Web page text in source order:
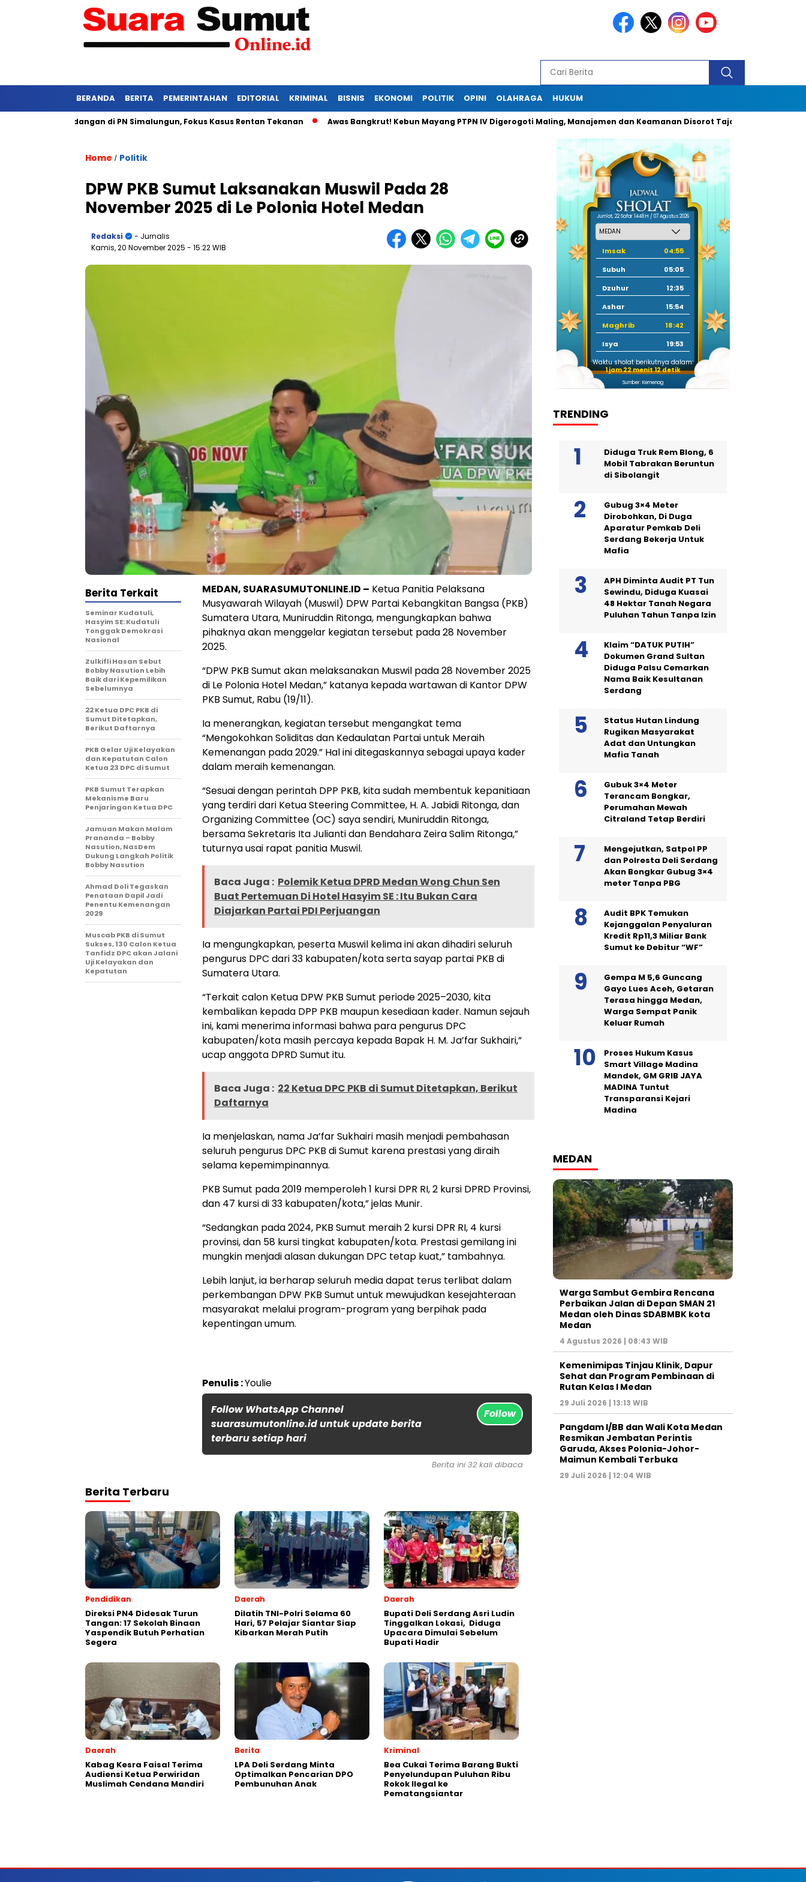
BERANDA BERITA PEMERINTAHAN EDITORIAL KRIMINAL BISNIS EKONOMI POLITIK OPINI OLAHRAGA HUKUM
Persidangan di PN Simalungun, Fokus Kasus Rentan Tekanan Awas Bangkrut! Kebun Mayang PTPN IV Digerogoti Maling, Manajemen dan Keamanan Disorot Tajam
Home / Politik
DPW PKB Sumut Laksanakan Muswil Pada 28
November 2025 di Le Polonia Hotel Medan
Redaksi
- Jurnalis
Kamis, 20 November 2025 - 15:22 WIB
MEDAN, SUARASUMUTONLINE.ID – Ketua Panitia Pelaksana
Musyawarah Wilayah (Muswil) DPW Partai Kebangkitan Bangsa (PKB)
Sumatera Utara, Muniruddin Ritonga, mengungkapkan bahwa
pihaknya akan menggelar kegiatan tersebut pada 28 November
2025.
“DPW PKB Sumut akan melaksanakan Muswil pada 28 November 2025
di Le Polonia Hotel Medan,” katanya kepada wartawan di Kantor DPW
PKB Sumut, Rabu (19/11).
Ia menerangkan, kegiatan tersebut mengangkat tema
“Mengokohkan Soliditas dan Kedaulatan Partai untuk Meraih
Kemenangan pada 2029.” Hal ini ditegaskannya sebagai upaya kader
dalam meraih kemenangan.
“Sesuai dengan perintah DPP PKB, kita sudah membentuk kepanitiaan
yang terdiri dari Ketua Steering Committee, H. A. Jabidi Ritonga, dan
Organizing Committee (OC) saya sendiri, Muniruddin Ritonga,
bersama Sekretaris Ita Julianti dan Bendahara Zeira Salim Ritonga,”
tuturnya usai rapat panitia Muswil.
Baca Juga : Polemik Ketua DPRD Medan Wong Chun Sen
Buat Pertemuan Di Hotel Hasyim SE : Itu Bukan Cara
Diajarkan Partai PDI Perjuangan
Ia mengungkapkan, peserta Muswil kelima ini akan dihadiri seluruh
pengurus DPC dari 33 kabupaten/kota serta sayap partai PKB di
Sumatera Utara.
“Terkait calon Ketua DPW PKB Sumut periode 2025–2030, kita
kembalikan kepada DPP PKB maupun kesediaan kader. Namun sejauh
ini, kami menerima informasi bahwa para pengurus DPC
kabupaten/kota masih percaya kepada Bapak H. M. Ja’far Sukhairi,”
ucap anggota DPRD Sumut itu.
Baca Juga : 22 Ketua DPC PKB di Sumut Ditetapkan, Berikut
Daftarnya
Ia menjelaskan, nama Ja’far Sukhairi masih menjadi pembahasan
seluruh pengurus DPC PKB di Sumut karena prestasi yang diraih
selama kepemimpinannya.
PKB Sumut pada 2019 memperoleh 1 kursi DPR RI, 2 kursi DPRD Provinsi,
dan 47 kursi di 33 kabupaten/kota,” jelas Munir.
“Sedangkan pada 2024, PKB Sumut meraih 2 kursi DPR RI, 4 kursi
provinsi, dan 58 kursi tingkat kabupaten/kota. Prestasi gemilang ini
mungkin menjadi alasan dukungan DPC tetap kuat,” tambahnya.
Lebih lanjut, ia berharap seluruh media dapat terus terlibat dalam
perkembangan DPW PKB Sumut untuk mewujudkan kesejahteraan
masyarakat melalui program-program yang berpihak pada
kepentingan umum.
Penulis :Youlie
Follow WhatsApp Channel
suarasumutonline.id untuk update berita
terbaru setiap hari
Follow
Berita Terkait
Seminar Kudatuli,
Hasyim SE: Kudatuli
Tonggak Demokrasi
Nasional
Zulkifli Hasan Sebut
Bobby Nasution Lebih
Baik dari Kepemilikan
Sebelumnya
22 Ketua DPC PKB di
Sumut Ditetapkan,
Berikut Daftarnya
PKB Gelar Uji Kelayakan
dan Kepatutan Calon
Ketua 23 DPC di Sumut
PKB Sumut Terapkan
Mekanisme Baru
Penjaringan Ketua DPC
Jamuan Makan Malam
Prananda – Bobby
Nasution, NasDem
Dukung Langkah Politik
Bobby Nasution
Ahmad Doli Tegaskan
Penataan Dapil Jadi
Penentu Kemenangan
2029
Muscab PKB di Sumut
Sukses, 130 Calon Ketua
Tanfidz DPC akan Jalani
Uji Kelayakan dan
Kepatutan
Berita ini 32 kali dibaca
Berita Terbaru
Pendidikan
Direksi PN4 Didesak Turun
Tangan: 17 Sekolah Binaan
Yaspendik Butuh Perhatian
Segera
Daerah
Dilatih TNI-Polri Selama 60
Hari, 57 Pelajar Siantar Siap
Kibarkan Merah Putih
Daerah
Bupati Deli Serdang Asri Ludin
Tinggalkan Lokasi, Diduga
Upacara Dimulai Sebelum
Bupati Hadir
Daerah
Kabag Kesra Faisal Terima
Audiensi Ketua Perwiridan
Muslimah Cendana Mandiri
Berita
LPA Deli Serdang Minta
Optimalkan Pencarian DPO
Pembunuhan Anak
Kriminal
Bea Cukai Terima Barang Bukti
Penyelundupan Puluhan Ribu
Rokok Ilegal ke
Pematangsiantar
Jum'at, 22 Safar 1448 H / 07 Agustus 2026
Imsak
04:55
Subuh
05:05
Dzuhur
12:35
Ashar
15:54
Maghrib
18:42
Isya
19:53
Waktu sholat berikutnya dalam:
1 jam 22 menit 11 detik
Sumber: Kemenag
TRENDING
Diduga Truk Rem Blong, 6
Mobil Tabrakan Beruntun
di Sibolangit
Gubug 3×4 Meter
Dirobohkan, Di Duga
Aparatur Pemkab Deli
Serdang Bekerja Untuk
Mafia
APH Diminta Audit PT Tun
Sewindu, Diduga Kuasai
48 Hektar Tanah Negara
Puluhan Tahun Tanpa Izin
Klaim “DATUK PUTIH”
Dokumen Grand Sultan
Diduga Palsu Cemarkan
Nama Baik Kesultanan
Serdang
Status Hutan Lindung
Rugikan Masyarakat
Adat dan Untungkan
Mafia Tanah
Gubuk 3×4 Meter
Terancam Bongkar,
Perumahan Mewah
Citraland Tetap Berdiri
Mengejutkan, Satpol PP
dan Polresta Deli Serdang
Akan Bongkar Gubug 3×4
meter Tanpa PBG
Audit BPK Temukan
Kejanggalan Penyaluran
Kredit Rp11,3 Miliar Bank
Sumut ke Debitur “WF”
Gempa M 5,6 Guncang
Gayo Lues Aceh, Getaran
Terasa hingga Medan,
Warga Sempat Panik
Keluar Rumah
Proses Hukum Kasus
Smart Village Madina
Mandek, GM GRIB JAYA
MADINA Tuntut
Transparansi Kejari
Madina
MEDAN
Warga Sambut Gembira Rencana
Perbaikan Jalan di Depan SMAN 21
Medan oleh Dinas SDABMBK kota
Medan
4 Agustus 2026 | 08:43 WIB
Kemenimipas Tinjau Klinik, Dapur
Sehat dan Program Pembinaan di
Rutan Kelas I Medan
29 Juli 2026 | 13:13 WIB
Pangdam I/BB dan Wali Kota Medan
Resmikan Jembatan Perintis
Garuda, Akses Polonia-Johor-
Maimun Kembali Terbuka
29 Juli 2026 | 12:04 WIB